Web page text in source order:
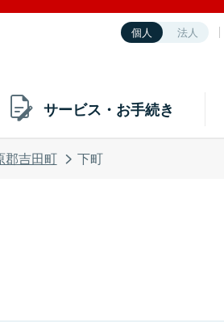
個人 法人
サービス・お手続き
郡吉田町 下町